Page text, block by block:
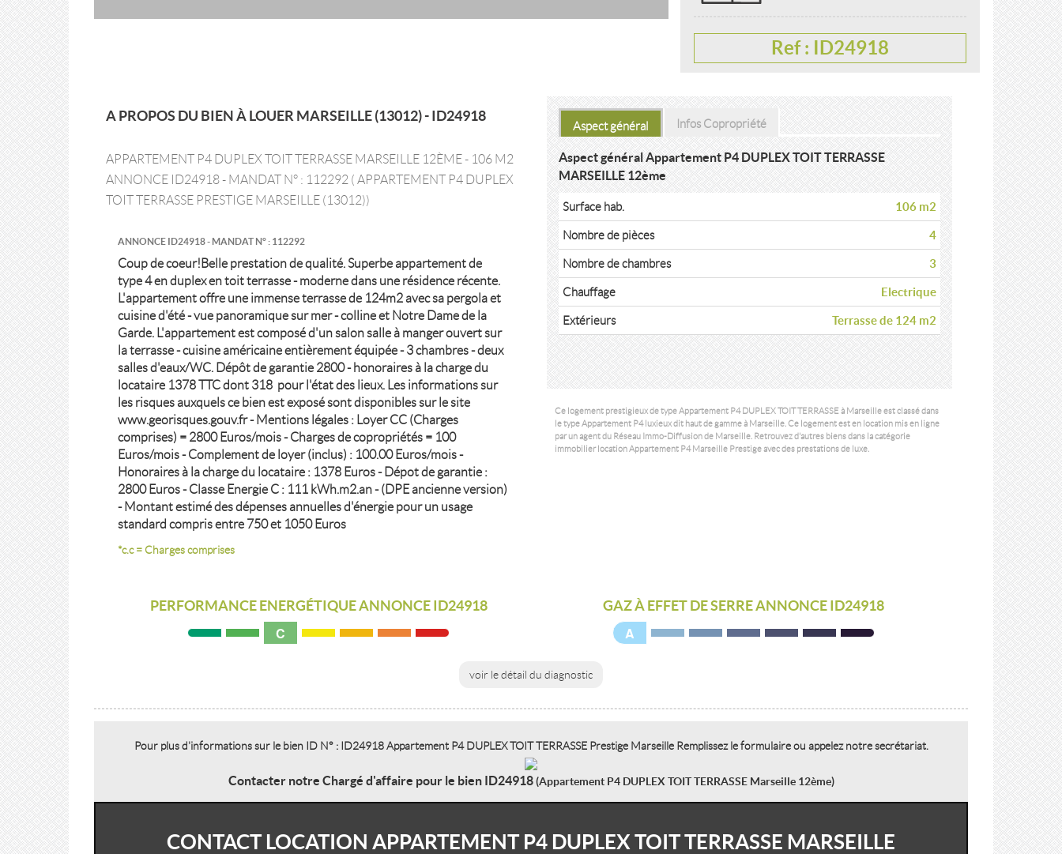
Ref : ID24918
A PROPOS DU BIEN À LOUER MARSEILLE (13012) - ID24918
APPARTEMENT P4 DUPLEX TOIT TERRASSE MARSEILLE 12ÈME - 106 M2
ANNONCE ID24918 - MANDAT N° : 112292 ( APPARTEMENT P4 DUPLEX
TOIT TERRASSE PRESTIGE MARSEILLE (13012))
ANNONCE ID24918 - MANDAT N° : 112292
Coup de coeur!Belle prestation de qualité. Superbe appartement de
type 4 en duplex en toit terrasse - moderne dans une résidence récente.
L'appartement offre une immense terrasse de 124m2 avec sa pergola et
cuisine d'été - vue panoramique sur mer - colline et Notre Dame de la
Garde. L'appartement est composé d'un salon salle à manger ouvert sur
la terrasse - cuisine américaine entièrement équipée - 3 chambres - deux
salles d'eaux/WC. Dépôt de garantie 2800 - honoraires à la charge du
locataire 1378 TTC dont 318  pour l'état des lieux. Les informations sur
les risques auxquels ce bien est exposé sont disponibles sur le site
www.georisques.gouv.fr - Mentions légales : Loyer CC (Charges
comprises) = 2800 Euros/mois - Charges de copropriétés = 100
Euros/mois - Complement de loyer (inclus) : 100.00 Euros/mois -
Honoraires à la charge du locataire : 1378 Euros - Dépot de garantie :
2800 Euros - Classe Energie C : 111 kWh.m2.an - (DPE ancienne version)
- Montant estimé des dépenses annuelles d'énergie pour un usage
standard compris entre 750 et 1050 Euros
*c.c = Charges comprises
Aspect général Infos Copropriété
Aspect général Appartement P4 DUPLEX TOIT TERRASSE
MARSEILLE 12ème
Surface hab. 106 m2
Nombre de pièces 4
Nombre de chambres 3
Chauffage Electrique
Extérieurs Terrasse de 124 m2
Ce logement prestigieux de type Appartement P4 DUPLEX TOIT TERRASSE à Marseille est classé dans
le type Appartement P4 luxieux dit haut de gamme à Marseille.Ce logement est en location mis en ligne
par un agent du Réseau Immo-Diffusion de Marseille. Retrouvez d'autres biens dans la catégorie
immobilierlocation Appartement P4 Marseille Prestigeavec des prestations de luxe.
PERFORMANCE ENERGÉTIQUE ANNONCE ID24918
C
GAZ À EFFET DE SERRE ANNONCE ID24918
A
voir le détail du diagnostic
Pour plus d'informations sur le bien ID N° : ID24918 Appartement P4 DUPLEX TOIT TERRASSE Prestige Marseille Remplissez le formulaire ou appelez notre secrétariat.
Contacter notre Chargé d'affaire pour le bien ID24918(Appartement P4 DUPLEX TOIT TERRASSE Marseille 12ème)
CONTACT LOCATION APPARTEMENT P4 DUPLEX TOIT TERRASSE MARSEILLE